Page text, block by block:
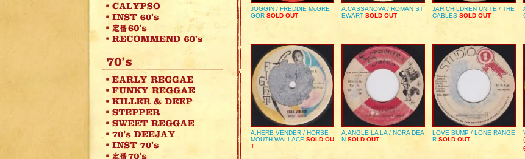
JOGGIN / FREDDIE McGRE
GOR SOLD OUT
A:CASSANOVA / ROMAN ST
EWART SOLD OUT
JAH CHILDREN UNITE / THE
CABLES SOLD OUT
A:HERB VENDER / HORSE
MOUTH WALLACE SOLD OU
T
A:ANGLE LA LA / NORA DEA
N SOLD OUT
LOVE BUMP / LONE RANGE
R SOLD OUT